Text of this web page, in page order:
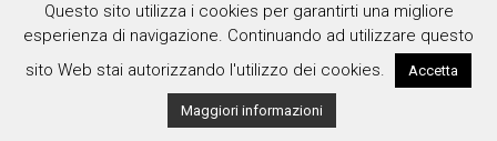
Questo sito utilizza i cookies per garantirti una migliore
esperienza di navigazione. Continuando ad utilizzare questo
sito Web stai autorizzando l'utilizzo dei cookies.
Accetta
Maggiori informazioni